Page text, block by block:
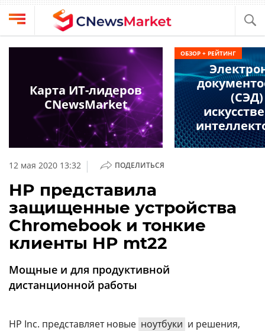
Выбрать
провайдера
Компании
обзоры
кабинет
О
проекте
CNews
Аналитика
Конференции
CNews
Конференции
Техника
12 мая 2020 13:32 | ПОДЕЛИТЬСЯ
HP представила
защищенные устройства
Chromebook и тонкие
клиенты HP mt22
Мощные и для продуктивной
дистанционной работы
HP Inc. представляет новые ноутбуки и решения,
Карта ИТ-лидеров
CNewsMarket
(СЭД)
ОБЗОР + РЕЙТИНГ